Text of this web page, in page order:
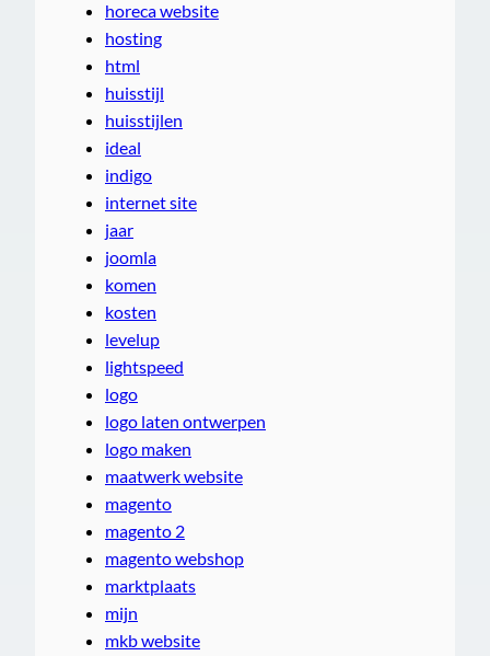
horeca website
hosting
html
huisstijl
huisstijlen
ideal
indigo
internet site
jaar
joomla
komen
kosten
levelup
lightspeed
logo
logo laten ontwerpen
logo maken
maatwerk website
magento
magento 2
magento webshop
marktplaats
mijn
mkb website